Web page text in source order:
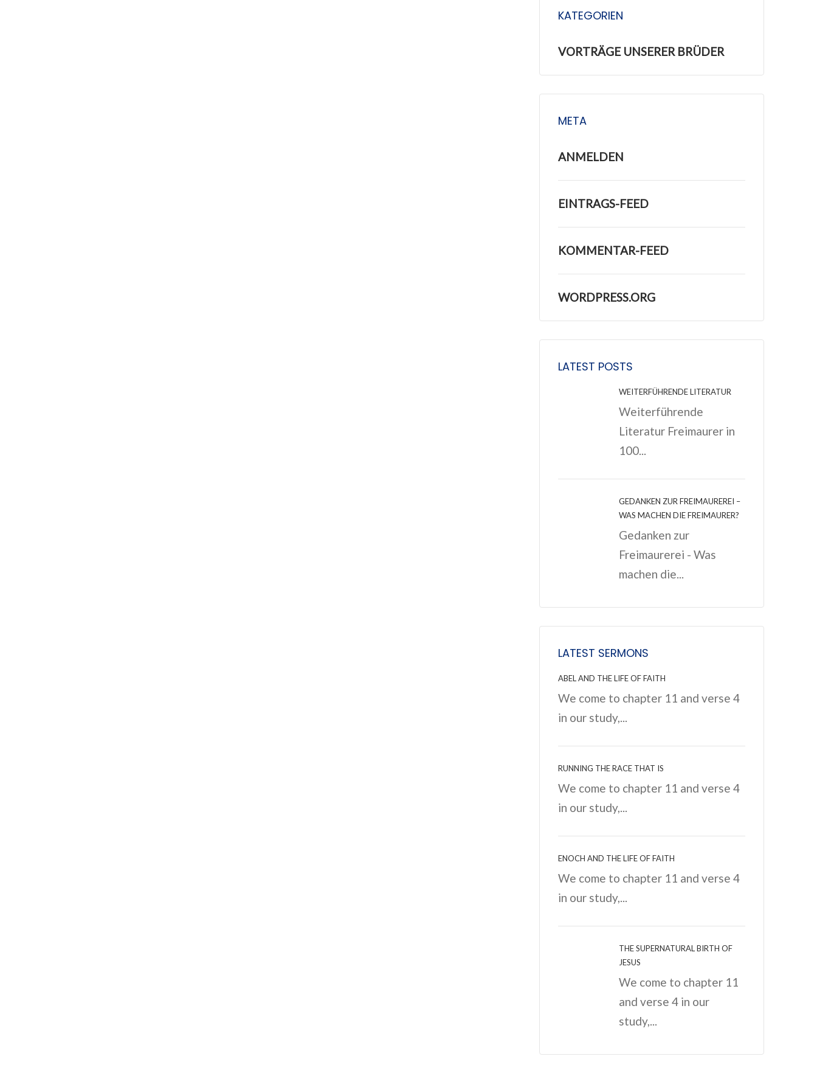
KATEGORIEN
VORTRÄGE UNSERER BRÜDER
META
ANMELDEN
EINTRAGS-FEED
KOMMENTAR-FEED
WORDPRESS.ORG
LATEST POSTS
WEITERFÜHRENDE LITERATUR
Weiterführende
Literatur Freimaurer in
100...
GEDANKEN ZUR FREIMAUREREI –
WAS MACHEN DIE FREIMAURER?
Gedanken zur
Freimaurerei - Was
machen die...
LATEST SERMONS
ABEL AND THE LIFE OF FAITH
We come to chapter 11 and verse 4
in our study,...
RUNNING THE RACE THAT IS
We come to chapter 11 and verse 4
in our study,...
ENOCH AND THE LIFE OF FAITH
We come to chapter 11 and verse 4
in our study,...
THE SUPERNATURAL BIRTH OF
JESUS
We come to chapter 11
and verse 4 in our
study,...